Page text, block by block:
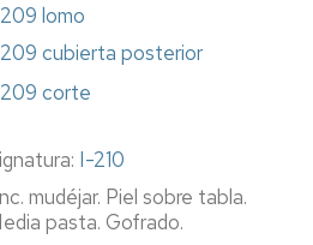
lomo
cubierta posterior
corte
I-210
mudéjar. Piel sobre tabla.
pasta. Gofrado.